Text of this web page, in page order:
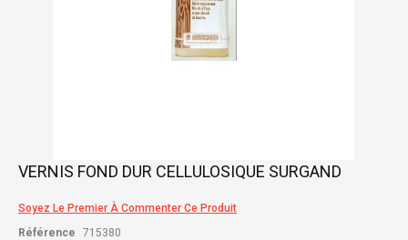
Skip
beginning
of
VERNIS FOND DUR CELLULOSIQUE SURGAND
Soyez Le Premier À Commenter Ce Produit
Référence
715380